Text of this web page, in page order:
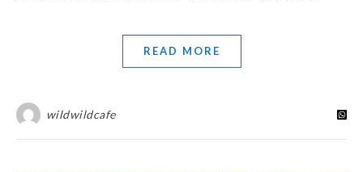
READ MORE
wildwildcafe